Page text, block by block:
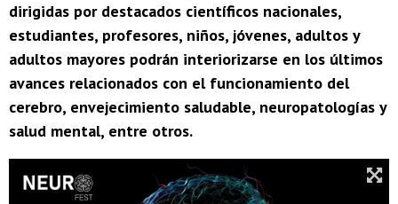
dirigidas por destacados científicos nacionales,
estudiantes, profesores, niños, jóvenes, adultos y
adultos mayores podrán interiorizarse en los últimos
avances relacionados con el funcionamiento del
cerebro, envejecimiento saludable, neuropatologías y
salud mental, entre otros.